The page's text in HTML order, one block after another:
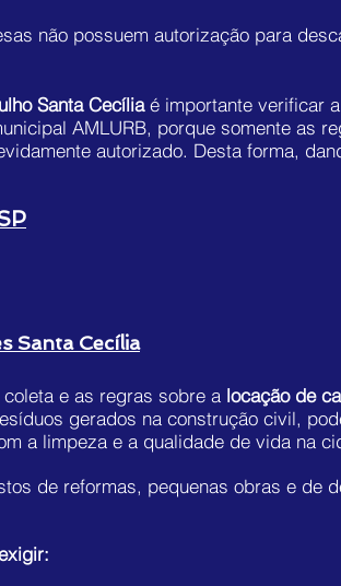
não possuem autorização para
Santa Cecíliaé importante verificar
AMLURB, porque somente as
autorizado. Desta forma,
Santa Cecília
e as regras sobre a locação de
gerados na construção civil,
a limpeza e a qualidade de vida na
de reformas, pequenas obras e de